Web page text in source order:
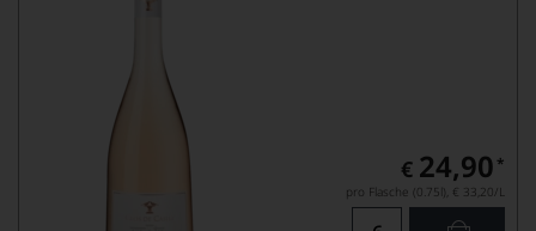
€ 24,90 *
pro Flasche (0.75l), € 33,20/L